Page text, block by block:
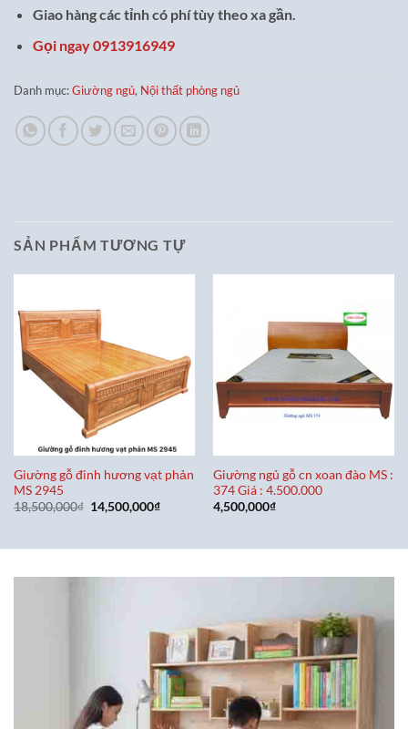
Giao hàng các tỉnh có phí tùy theo xa gần.
Gọi ngay 0913916949
Danh mục:Giường ngủ, Nội thất phòng ngủ
SẢN PHẨM TƯƠNG TỰ
Giường gỗ đinh hương vạt phản
MS 2945
18,500,000₫ Giá
gốc
14,500,000₫Giá
14,500,000₫.
Giường ngủ gỗ cn xoan đào MS :
374 Giá : 4.500.000
4,500,000₫